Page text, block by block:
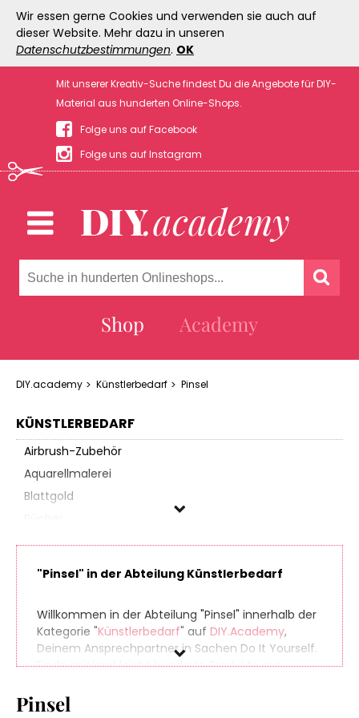
Wir essen gerne Cookies und verwenden sie auch auf
dieser Website. Mehr dazu in unseren
Datenschutzbestimmungen. OK
Mit unserer Kreativ-Suche findest Du die Angebote für DIY-
Material aus hunderten Online-Shops.
Folge uns auf Facebook
Folge uns auf Instagram
Shop Academy
DIY.academy Künstlerbedarf Pinsel
KÜNSTLERBEDARF
Airbrush-Zubehör
Aquarellmalerei
Blattgold
Drucktechnik
Farbherstellung
Fußmatten & Farben
Grundierung
Kalligraphie
"Pinsel" in der Abteilung Künstlerbedarf
Willkommen in der Abteilung "Pinsel" innerhalb der
Kategorie "Künstlerbedarf" auf DIY.Academy,
Deinem Ansprechpartner in Sachen Do It Yourself.
Finde spielend leicht hunderte Produkte aus
nächstes (oder übernächstes) Projekt eignen. Und
Pinsel